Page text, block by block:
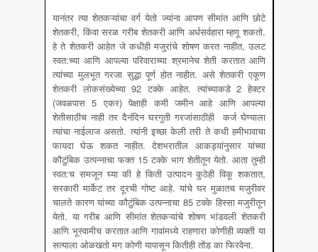
यानंतर त्या शेतकऱ्यांचा वर्ग येतो ज्यांना आपण सीमांत आणि छोटे
शेतकरी, किंवा सरळ गरीब शेतकरी आणि अर्धसर्वहारा म्हणू शकतो.
हे ते शेतकरी आहेत जे कधीही मजुरांचे शोषण करत नाहीत, उलट
स्वत:च्या आणि आपल्या परिवाराच्या श्रमानेच शेती करतात आणि
त्यांच्या मुलभूत गरजा सुद्धा पूर्ण होत नाहीत. असे शेतकरी एकूण
शेतकरी लोकसंख्येच्या 92 टक्के आहेत. त्यांच्याकडे 2 हेक्टर
(जवळपास 5 एकर) पेक्षाही कमी जमीन आहे आणि आपल्या
शेतीसाठीच नाही तर दैनंदिन घरगुती गरजांसाठीही कर्ज घेण्याला
त्यांचा नाईलाज असतो. त्यांनी इच्छा केली तरी ते कधी हमीभावाचा
फायदा घेऊ शकत नाहीत. देशभरातील आकड्यांनुसार यांच्या
कौटुंबिक उत्पन्नाचा फक्त 15 टक्के भाग शेतीतून येतो. आता तुम्ही
स्वत:च समजून घ्या की हे किती उत्पादन कुठेही विकू शकतात,
सरकारी मार्केट तर दूरची गोष्ट आहे. यांचे घर मुळातच मजुरीवर
चालते कारण यांच्या कौटुंबिक उत्पन्नाचा 85 टक्के हिस्सा मजुरीतून
येतो. या गरीब आणि सीमांत शेतकऱ्यांचे शोषण भांडवली शेतकरी
आणि भूस्वामीच करतात आणि गावांमध्ये राहणारा कोणीही व्यक्ती या
सत्याला ओळखतो मग कोणी यापासून कितीही तोंड का फिरवेना.